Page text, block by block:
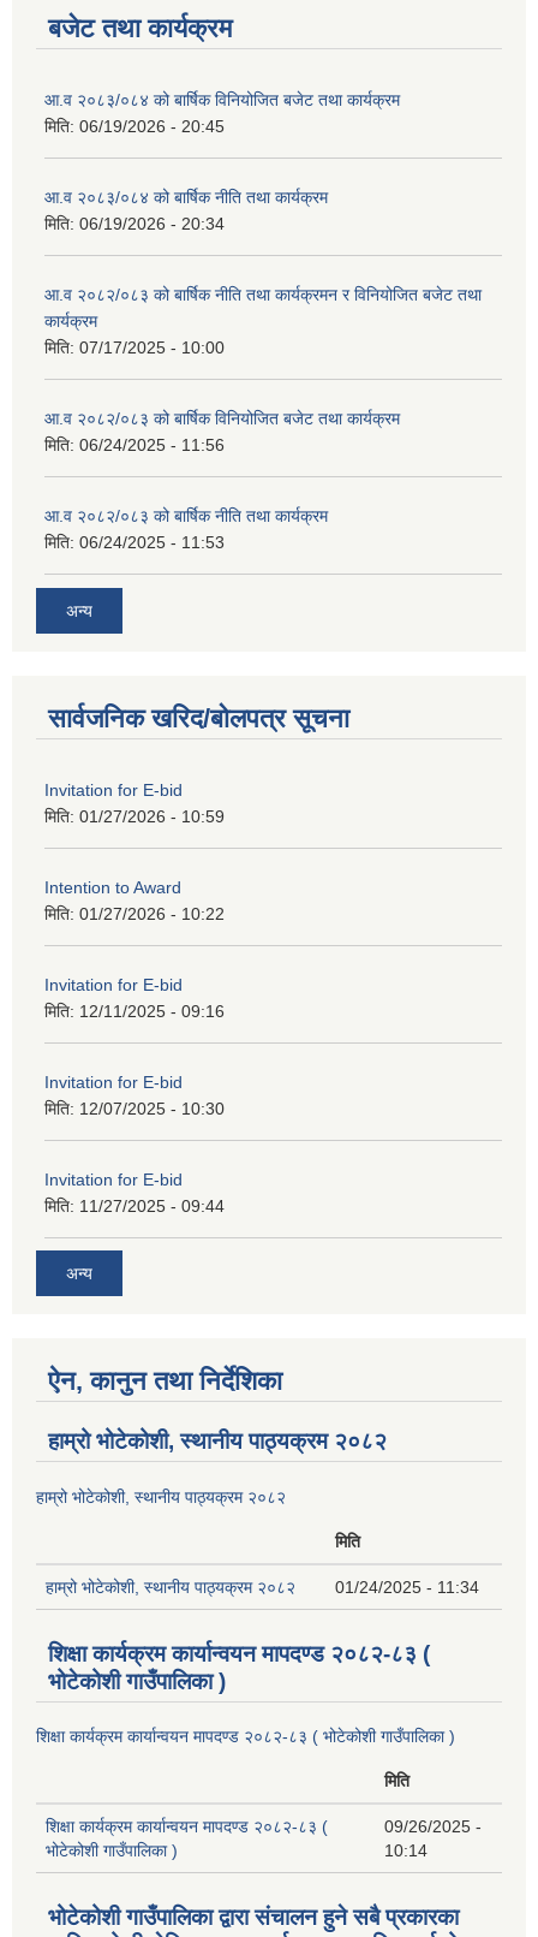
बजेट तथा कार्यक्रम
आ.व २०८३/०८४ को बार्षिक विनियोजित बजेट तथा कार्यक्रम
मिति: 06/19/2026 - 20:45
आ.व २०८३/०८४ को बार्षिक नीति तथा कार्यक्रम
मिति: 06/19/2026 - 20:34
आ.व २०८२/०८३ को बार्षिक नीति तथा कार्यक्रमन र विनियोजित बजेट तथा
कार्यक्रम
मिति: 07/17/2025 - 10:00
आ.व २०८२/०८३ को बार्षिक विनियोजित बजेट तथा कार्यक्रम
मिति: 06/24/2025 - 11:56
आ.व २०८२/०८३ को बार्षिक नीति तथा कार्यक्रम
मिति: 06/24/2025 - 11:53
अन्य
सार्वजनिक खरिद/बोलपत्र सूचना
Invitation for E-bid
मिति: 01/27/2026 - 10:59
Intention to Award
मिति: 01/27/2026 - 10:22
Invitation for E-bid
मिति: 12/11/2025 - 09:16
Invitation for E-bid
मिति: 12/07/2025 - 10:30
Invitation for E-bid
मिति: 11/27/2025 - 09:44
अन्य
ऐन, कानुन तथा निर्देशिका
हाम्रो भोटेकोशी, स्थानीय पाठ्यक्रम २०८२
हाम्रो भोटेकोशी, स्थानीय पाठ्यक्रम २०८२
मिति
हाम्रो भोटेकोशी, स्थानीय पाठ्यक्रम २०८२ 01/24/2025 - 11:34
शिक्षा कार्यक्रम कार्यान्वयन मापदण्ड २०८२-८३ (
भोटेकोशी गाउँपालिका )
शिक्षा कार्यक्रम कार्यान्वयन मापदण्ड २०८२-८३ ( भोटेकोशी गाउँपालिका )
मिति
शिक्षा कार्यक्रम कार्यान्वयन मापदण्ड २०८२-८३ (
भोटेकोशी गाउँपालिका )
09/26/2025 -
10:14
भोटेकोशी गाउँपालिका द्वारा संचालन हुने सबै प्रकारका